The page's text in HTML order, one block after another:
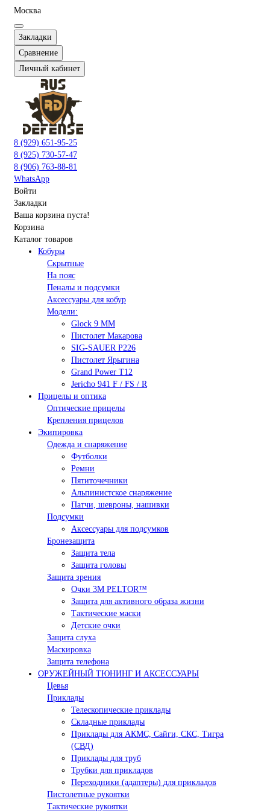
Москва
Закладки
Сравнение
Личный кабинет
8 (929) 651-95-25
8 (925) 730-57-47
8 (906) 763-88-81
WhatsApp
Войти
Закладки
Ваша корзина пуста!
Корзина
Каталог товаров
Кобуры
Скрытные
На пояс
Пеналы и подсумки
Аксессуары для кобур
Модели:
Glock 9 ММ
Пистолет Макарова
SIG-SAUER P226
Пистолет Ярыгина
Grand Power T12
Jericho 941 F / FS / R
Прицелы и оптика
Оптические прицелы
Крепления прицелов
Экипировка
Одежда и снаряжение
Футболки
Ремни
Пятиточечники
Альпинистское снаряжение
Патчи, шевроны, нашивки
Подсумки
Аксессуары для подсумков
Бронезащита
Защита тела
Защита головы
Защита зрения
Очки 3М PELTOR™
Защита для активного образа жизни
Тактические маски
Детские очки
Защита слуха
Маскировка
Защита телефона
ОРУЖЕЙНЫЙ ТЮНИНГ И АКСЕССУАРЫ
Цевья
Приклады
Телескопические приклады
Складные приклады
Приклады для АКМС, Сайги, СКС, Тигра
(СВД)
Приклады для труб
Трубки для прикладов
Переходники (адаптеры) для прикладов
Пистолетные рукоятки
Тактические рукоятки